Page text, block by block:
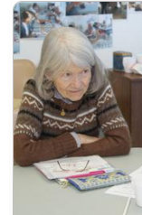
pôle des retraités
bureau